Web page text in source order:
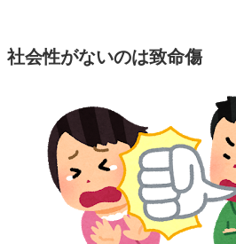
社会性がないのは致命傷